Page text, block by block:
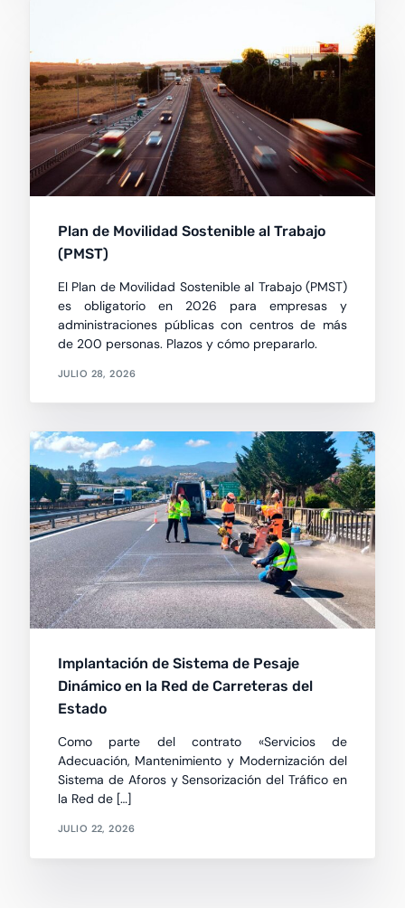
Plan de Movilidad Sostenible al Trabajo
(PMST)
El Plan de Movilidad Sostenible al Trabajo (PMST)
es obligatorio en 2026 para empresas y
administraciones públicas con centros de más
de 200 personas. Plazos y cómo prepararlo.
JULIO 28, 2026
Implantación de Sistema de Pesaje
Dinámico en la Red de Carreteras del
Estado
Como parte del contrato «Servicios de
Adecuación, Mantenimiento y Modernización del
Sistema de Aforos y Sensorización del Tráfico en
la Red de […]
JULIO 22, 2026